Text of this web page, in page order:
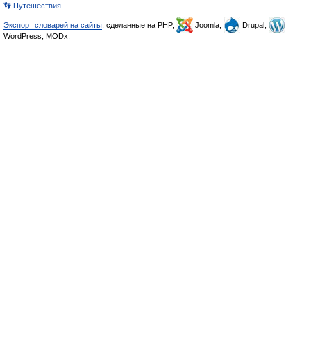
👣 Путешествия
Экспорт словарей на сайты , сделанные на PHP, Joomla,
Drupal,
WordPress, MODx.